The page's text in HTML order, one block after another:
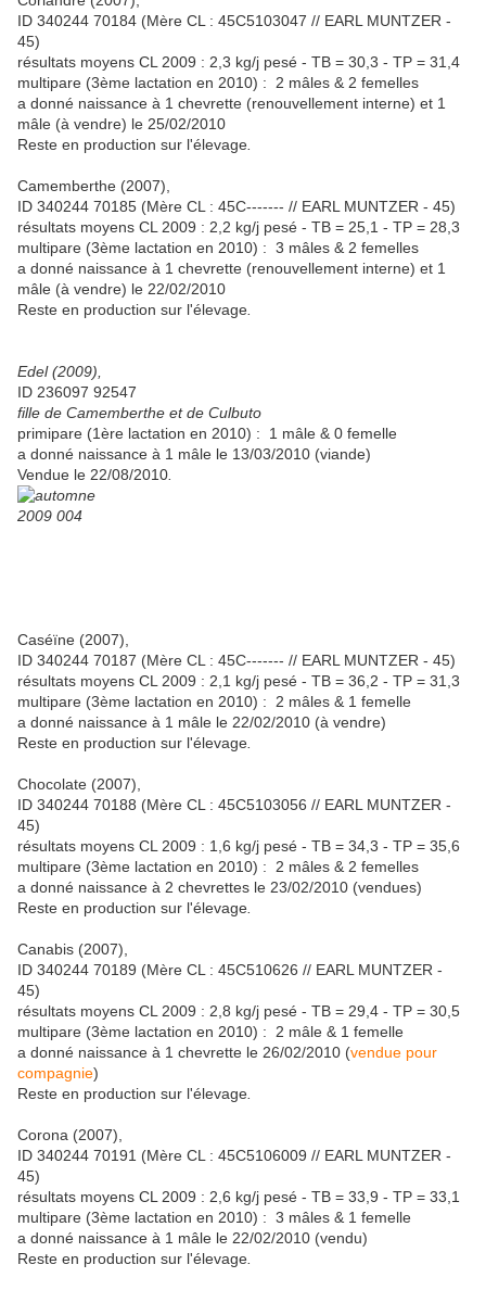
ID 340244 70184 (Mère CL : 45C5103047 // EARL MUNTZER -
45)
résultats moyens CL 2009 : 2,3 kg/j pesé - TB = 30,3 - TP = 31,4
multipare (3ème lactation en 2010) : 2 mâles & 2 femelles
a donné naissance à 1 chevrette (renouvellement interne) et 1
mâle (à vendre) le 25/02/2010
Reste en production sur l'élevage
Camemberthe (2007),
ID 340244 70185 (Mère CL : 45C------- // EARL MUNTZER - 45)
résultats moyens CL 2009 : 2,2 kg/j pesé - TB = 25,1 - TP = 28,3
multipare (3ème lactation en 2010) : 3 mâles & 2 femelles
a donné naissance à 1 chevrette (renouvellement interne) et 1
mâle (à vendre) le 22/02/2010
Reste en production sur l'élevage
Edel (2009),
ID 236097 92547
fille de Camemberthe et de Culbuto
primipare (1ère lactation en 2010) : 1 mâle & 0 femelle
a donné naissance à 1 mâle le 13/03/2010 (viande)
Vendue le 22/08/2010
Caséïne (2007),
ID 340244 70187 (Mère CL : 45C------- // EARL MUNTZER - 45)
résultats moyens CL 2009 : 2,1 kg/j pesé - TB = 36,2 - TP = 31,3
multipare (3ème lactation en 2010) : 2 mâles & 1 femelle
a donné naissance à 1 mâle le 22/02/2010 (à vendre)
Reste en production sur l'élevage
Chocolate (2007),
ID 340244 70188 (Mère CL : 45C5103056 // EARL MUNTZER -
45)
résultats moyens CL 2009 : 1,6 kg/j pesé - TB = 34,3 - TP = 35,6
multipare (3ème lactation en 2010) : 2 mâles & 2 femelles
a donné naissance à 2 chevrettes le 23/02/2010 (vendues)
Reste en production sur l'élevage
Canabis (2007),
ID 340244 70189 (Mère CL : 45C510626 // EARL MUNTZER -
45)
résultats moyens CL 2009 : 2,8 kg/j pesé - TB = 29,4 - TP = 30,5
multipare (3ème lactation en 2010) : 2 mâle & 1 femelle
a donné naissance à 1 chevrette le 26/02/2010 (vendue pour
compagnie)
Reste en production sur l'élevage
Corona (2007),
ID 340244 70191 (Mère CL : 45C5106009 // EARL MUNTZER -
45)
résultats moyens CL 2009 : 2,6 kg/j pesé - TB = 33,9 - TP = 33,1
multipare (3ème lactation en 2010) : 3 mâles & 1 femelle
a donné naissance à 1 mâle le 22/02/2010 (vendu)
Reste en production sur l'élevage